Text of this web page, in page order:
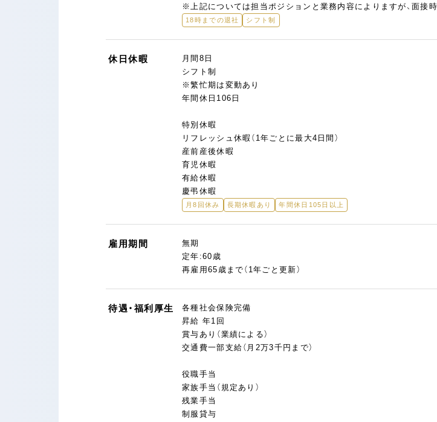
※上記については担当ポジションと業務内容によりますが、面接
18時までの退社 シフト制
休日休暇
月間8日
シフト制
※繁忙期は変動あり
年間休日106日
特別休暇
リフレッシュ休暇（1年ごとに最大4日間）
産前産後休暇
育児休暇
有給休暇
慶弔休暇
月8回休み 長期休暇あり 年間休日105日以上
雇用期間
無期
定年:60歳
再雇用65歳まで（1年ごと更新）
待遇・福利厚生
各種社会保険完備
昇給 年1回
賞与あり（業績による）
交通費一部支給（月2万3千円まで）
役職手当
家族手当（規定あり）
残業手当
制服貸与